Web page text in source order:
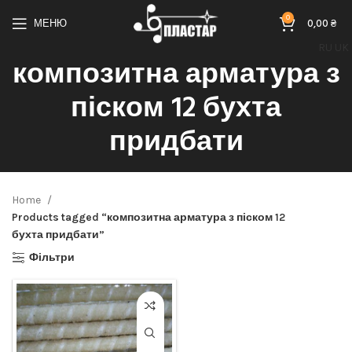
МЕНЮ 0 0,00₴
композитна арматура з
піском 12 бухта
придбати
Home
Products tagged “композитна арматура з піском 12
бухта придбати”
Фільтри